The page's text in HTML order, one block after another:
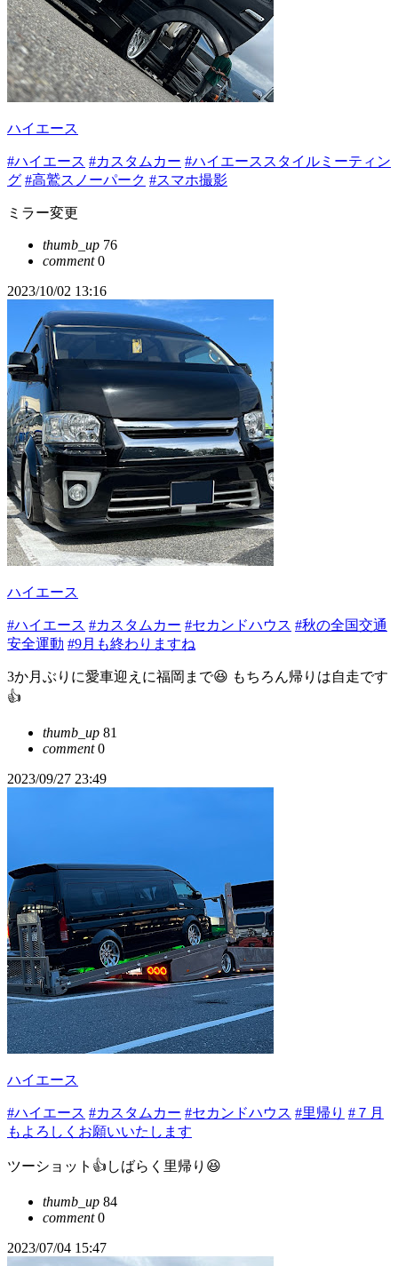
ハイエース
#ハイエース #カスタムカー #ハイエーススタイルミーティン
グ #高鷲スノーパーク #スマホ撮影
ミラー変更
thumb_up 76
comment0
2023/10/02 13:16
ハイエース
#ハイエース #カスタムカー #セカンドハウス #秋の全国交通
安全運動 #9月も終わりますね
3か月ぶりに愛車迎えに福岡まで😆 もちろん帰りは自走です
👍
thumb_up 81
comment0
2023/09/27 23:49
ハイエース
#ハイエース #カスタムカー #セカンドハウス #里帰り #７月
もよろしくお願いいたします
ツーショット👍しばらく里帰り😆
thumb_up 84
comment0
2023/07/04 15:47